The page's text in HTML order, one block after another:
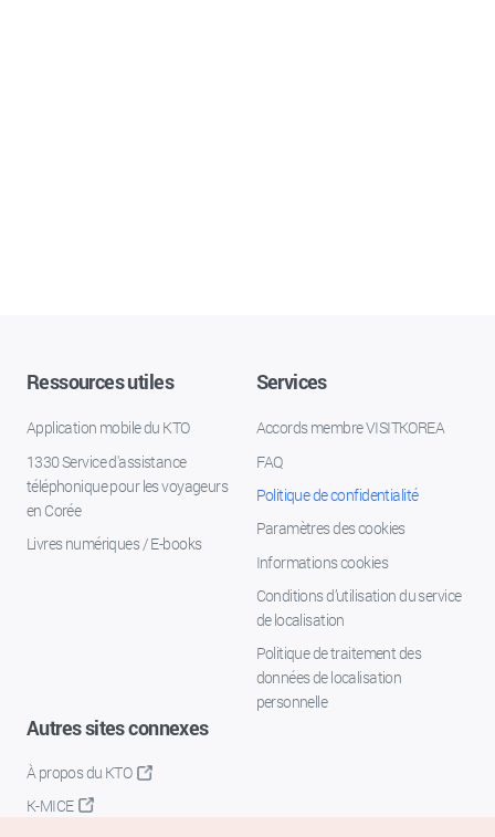
Ressources utiles
Application mobile du KTO
1330 Service d'assistance
téléphonique pour les voyageurs
en Corée
Livres numériques / E-books
Services
Accords membre VISITKOREA
FAQ
Politique de confidentialité
Paramètres des cookies
Informations cookies
Conditions d’utilisation du service
de localisation
Politique de traitement des
données de localisation
personnelle
Autres sites connexes
À propos du KTO
K-MICE